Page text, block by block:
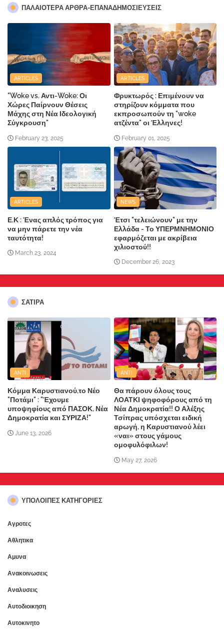
ΠΑΛΑΙΟΤΕΡΑ ΑΡΘΡΑ-ΕΠΑΝΑΔΗΜΟΣΙΕΥΣΕΙΣ
ARTICLES
"Woke vs. Αντι-Woke: Οι
Χώρες Παίρνουν Θέσεις
Μάχης στη Νέα Ιδεολογική
Σύγκρουση"
February 23, 2025
ARTICLES
Φρυκτωρός : Επιμένουν να
στηρίζουν κόμματα που
εκπροσωπούν τη "woke
ατζέντα" οι Έλληνες!
February 01, 2025
ARTICLES
Ε.Κ : Ένας απλός τρόπος για
να μην πάρετε την νέα
ταυτότητα!
March 23, 2024
NEWS
Έτσι "τελειώνουν" με την
Ελλάδα - Το ΥΠΕΡΜΝΗΜΟΝΙΟ
εφαρμόζεται με ακρίβεια
χιλιοστού!!
December 26, 2023
ΣΑΤΙΡΑ
ANTI
Κόμμα Καρυστιανού,το Νέο
"Ποτάμι" : "Έχουμε
υποψηφίους από ΠΑΣΟΚ, Νέα
Δημοκρατία και ΣΥΡΙΖΑ!"
June 13, 2026
ANTI
Θα πάρουν όλους τους
ΛΟΑΤΚΙ ψηφοφόρους από τη
Νέα Δημοκρατία!! Ο Αλέξης
Τσίπρας υπόσχεται ειδική
αρωγή, η Καρυστιανού λέει
«ναι» στους γάμους
ομοφυλόφιλων!
May 27, 2026
ΥΠΌΛΟΙΠΕΣ ΚΑΤΗΓΟΡΊΕΣ
Αγροτες
Αθλητικα
Αμυνα
Ανακοινωσεις
Αναλυσεις
Αυτοδιοικηση
Αυτοκινητο